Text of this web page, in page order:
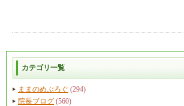
カテゴリ一覧
ままのめぶろぐ (294)
院長ブログ (560)